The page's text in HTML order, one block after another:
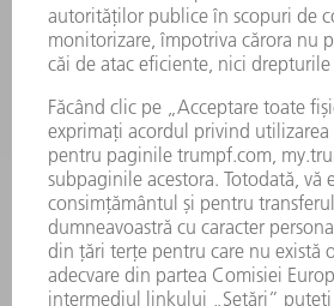
DOMENII DE ACTIVITATE
COMPANIE
CARIERĂ
PROFILUL COMPANIEI
COMITET EXECUTIV
RAPORT DE AFACERI
PRINCIPII DE BAZĂ ALE COMPANIEI
CONFORMITATE
SISTEMUL AVERTIZORILOR DE INTEGRITATE
SECURITATE
COMUNICATE DE PRESĂ
REVISTE